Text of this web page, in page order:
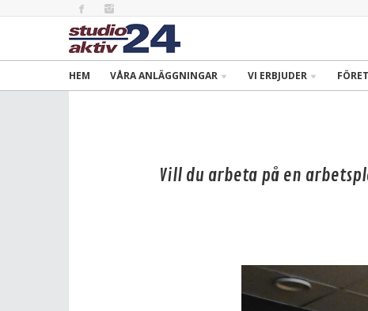
HEM VÅRA ANLÄGGNINGAR VI ERBJUDER
Vill du arbeta på en